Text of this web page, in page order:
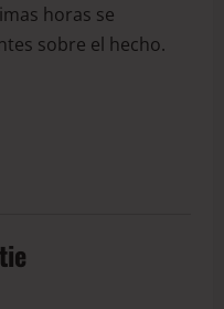
horas se
sobre el hecho.